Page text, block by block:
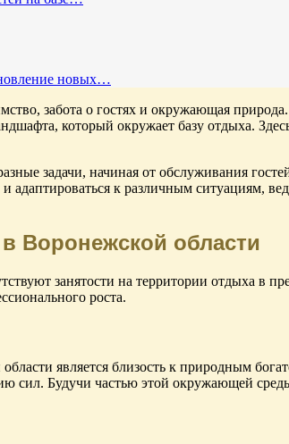
новых…
забота о гостях и окружающая
который окружает базу отдыха.
задачи, начиная от обслуживания
адаптироваться к различным ситуациям,
Воронежской области
занятости на территории отдыха в
роста.
является близость к природным
сил. Будучи частью этой окружающей